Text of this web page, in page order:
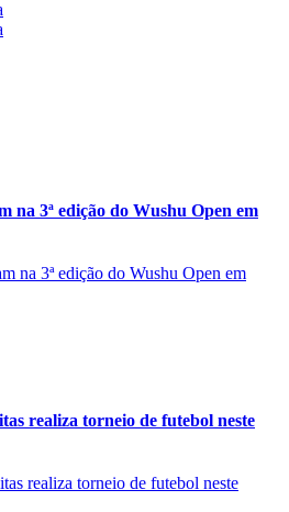
na 3ª edição do Wushu Open em
realiza torneio de futebol neste